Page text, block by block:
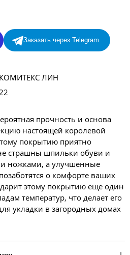
Заказать через Telegram
КОМИТЕКС ЛИН
прочность и основа
настоящей королевой
покрытию приятно
страшны шпильки обуви и
ножками, а улучшенные
о комфорте ваших
этому покрытию еще один
температур, что делает его
укладки в загородных домах